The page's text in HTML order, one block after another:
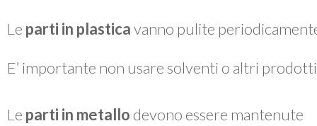
Le parti in plasticavanno pulite
E’ importante non usare solventi o altri
Le parti in metallo devono essere mantenute